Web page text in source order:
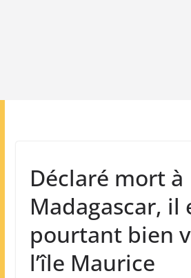
Déclaré mort à
Madagascar, il
pourtant bien
l’île Maurice